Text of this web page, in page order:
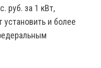
руб. за 1 кВт,
установить и более